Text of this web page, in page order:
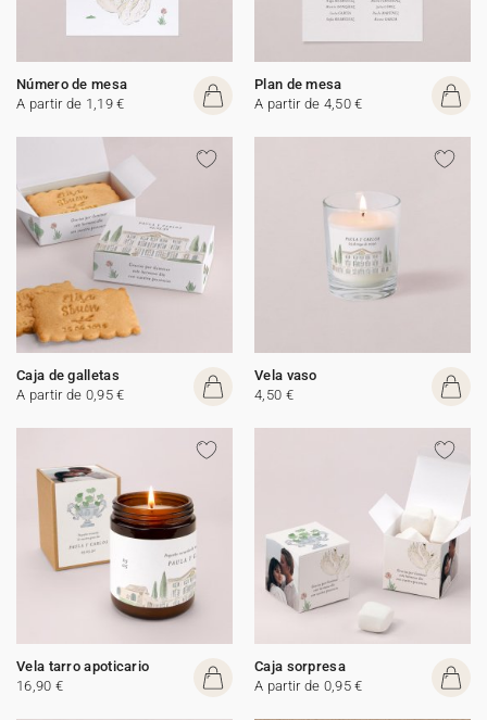
Número de mesa
A partir de 1,19 €
Plan de mesa
A partir de 4,50 €
Caja de galletas
A partir de 0,95 €
Vela vaso
4,50 €
Vela tarro apoticario
16,90 €
Caja sorpresa
A partir de 0,95 €